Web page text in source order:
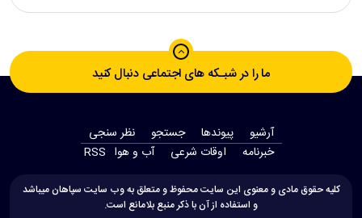
ما را در شبـکه های اجتماعی دنبال کنید
آرشیو پیوندها جستجو
نظر سنجی
‫خبرنامه‬
اوقات شرعی آب و هوا RSS
کلیه حقوق مادی و معنوی این سایت محفوظ و متعلق به وب سایت سپاهان میباشد
و استفاده از آن با ذکر منبع بلامانع است.